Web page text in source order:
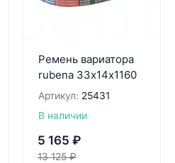
Ремень вариатора
rubena 33х14х1160
Артикул: 25431
В наличии
5 165 ₽
13 125 ₽